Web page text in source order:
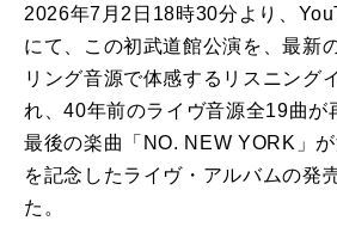
2026年7月2日18時30分より、
にて、この初武道館公演を、最新
リング音源で体感するリスニング
れ、40年前のライヴ音源全19曲が
最後の楽曲「NO. NEW YORK」
を記念したライヴ・アルバムの発
た。